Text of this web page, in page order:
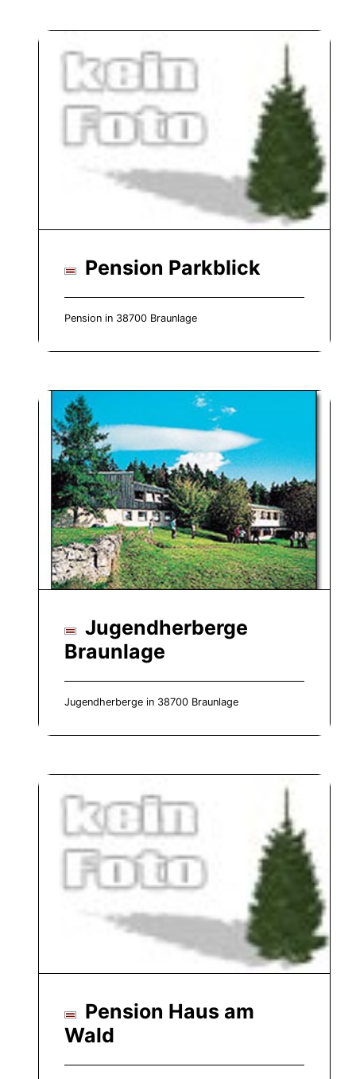
Pension Parkblick
Pension in 38700 Braunlage
Jugendherberge
Braunlage
Jugendherberge in 38700 Braunlage
Pension Haus am
Wald